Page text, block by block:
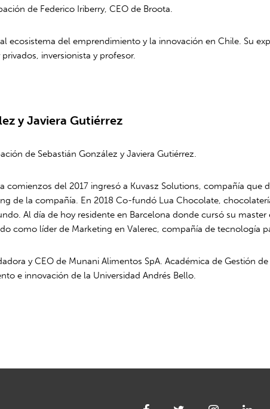
de Federico Iriberry, CEO de Broota.
ecosistema del emprendimiento y la innovación en Chile. Su
inversionista y profesor.
y Javiera Gutiérrez
de Sebastián González y Javiera Gutiérrez.
comienzos del 2017 ingresó a Kuvasz Solutions, compañía
de la compañía. En 2018 Co-fundó Lua Chocolate,
Al día de hoy residente en Barcelona donde cursó su
como líder de Marketing en Valerec, compañía de tecnología
y CEO de Munani Alimentos SpA. Académica de Gestión
e innovación de la Universidad Andrés Bello.